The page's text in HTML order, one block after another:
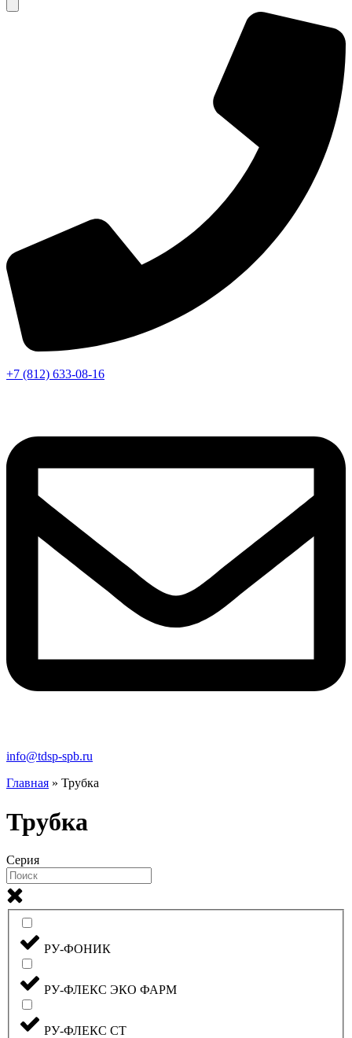
+7 (812) 633-08-16
info@tdsp-spb.ru
Главная » Трубка
Трубка
Серия
РУ-ФОНИК
РУ-ФЛЕКС ЭКО ФАРМ
РУ-ФЛЕКС СТ